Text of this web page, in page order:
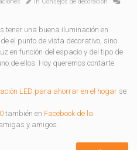
tener una buena iluminación en
el punto de vista decorativo, sino
en función del espacio y del tipo de
de ellos. Hoy queremos contarte
LED para ahorrar en el hogar se
también en Facebook de la
y amigos.